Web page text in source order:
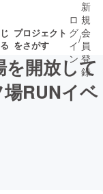
プロジェクト
をさがす
近いプ
ロ
グ
イ
ン
/
新
規
会
員
登
録
開放して
RUNイベ